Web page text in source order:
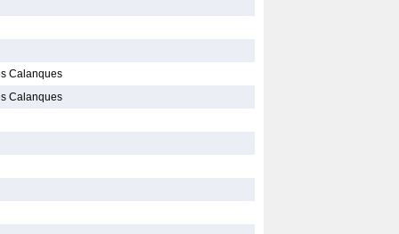
Calanques
Calanques